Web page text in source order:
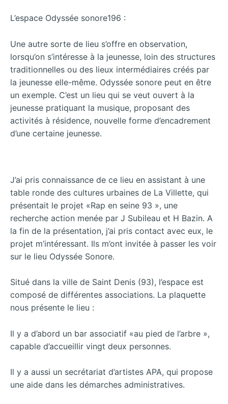
L’espace Odyssée sonore196 :
Une autre sorte de lieu s’offre en observation,
lorsqu’on s’intéresse à la jeunesse, loin des structures
traditionnelles ou des lieux intermédiaires créés par
la jeunesse elle-même. Odyssée sonore peut en être
un exemple. C’est un lieu qui se veut ouvert à la
jeunesse pratiquant la musique, proposant des
activités à résidence, nouvelle forme d’encadrement
d’une certaine jeunesse.
J’ai pris connaissance de ce lieu en assistant à une
table ronde des cultures urbaines de La Villette, qui
présentait le projet «Rap en seine 93 », une
recherche action menée par J Subileau et H Bazin. A
la fin de la présentation, j’ai pris contact avec eux, le
projet m’intéressant. Ils m’ont invitée à passer les voir
sur le lieu Odyssée Sonore.
Situé dans la ville de Saint Denis (93), l’espace est
composé de différentes associations. La plaquette
nous présente le lieu :
Il y a d’abord un bar associatif «au pied de l’arbre »,
capable d’accueillir vingt deux personnes.
Il y a aussi un secrétariat d’artistes APA, qui propose
une aide dans les démarches administratives.